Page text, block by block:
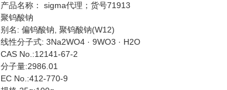
产品名称： sigma代理；货号71913
聚钨酸钠
别名: 偏钨酸钠, 聚钨酸钠(W12)
线性分子式: 3Na2WO4 · 9WO3 · H2O
CAS No.:12141-67-2
分子量:2986.01
EC No.:412-770-9